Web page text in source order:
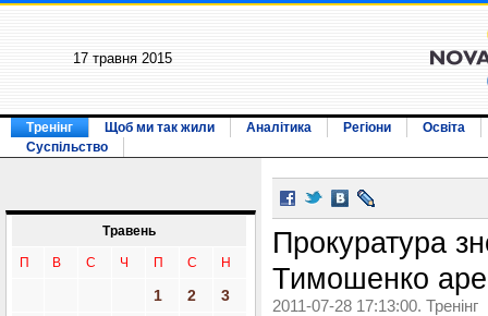
17 травня 2015
Тренінг Щоб ми так жили Аналітика Регіони
Освіта
Суспільство
Травень
П В С Ч П С Н
1 2
3
Прокуратура
Тимошенко
2011-07-28 17:13:00. Тренінг